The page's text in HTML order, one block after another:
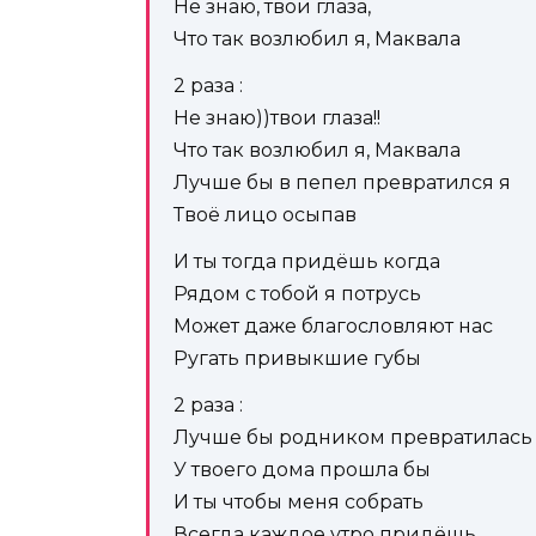
Не знаю, твои глаза,
Что так возлюбил я, Маквала
2 раза :
Не знаю))твои глаза!!
Что так возлюбил я, Маквала
Лучше бы в пепел превратился я
Твоё лицо осыпав
И ты тогда придёшь когда
Рядом с тобой я потрусь
Может даже благословляют нас
Ругать привыкшие губы
2 раза :
Лучше бы родником превратилась
У твоего дома прошла бы
И ты чтобы меня собрать